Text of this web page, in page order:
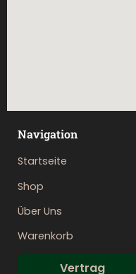
Navigation
Startseite
Shop
Über Uns
Warenkorb
Vertrag